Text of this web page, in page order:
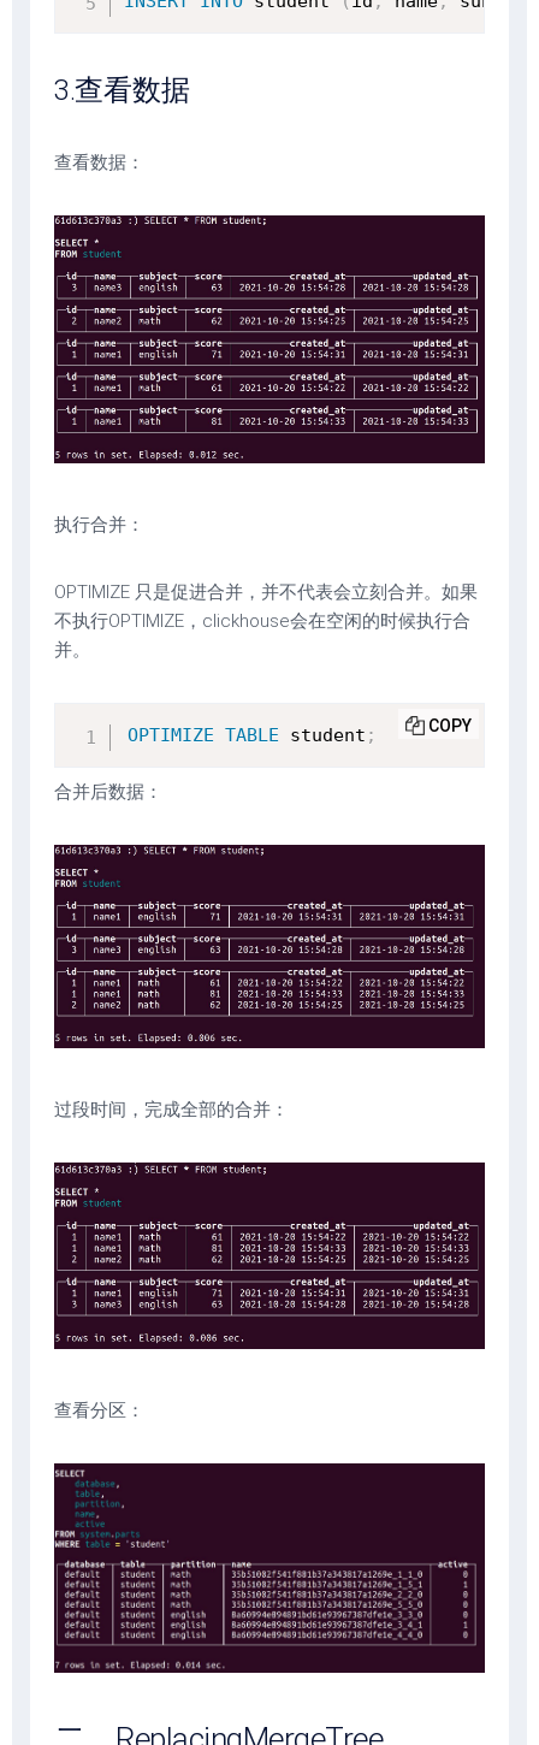
3.查看数据
查看数据：
执行合并：
OPTIMIZE 只是促进合并，并不代表会立刻合并。如果
不执行OPTIMIZE，clickhouse会在空闲的时候执行合
并。
OPTIMIZE TABLE student ; COPY
合并后数据：
过段时间，完成全部的合并：
查看分区：